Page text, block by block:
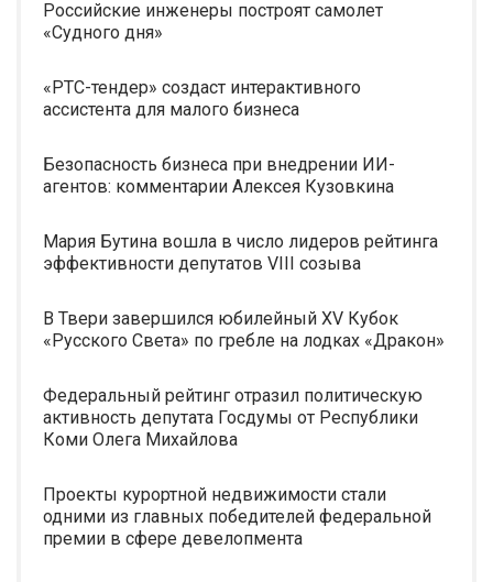
Российские инженеры построят самолет
«Судного дня»
«РТС-тендер» создаст интерактивного
ассистента для малого бизнеса
Безопасность бизнеса при внедрении ИИ-
агентов: комментарии Алексея Кузовкина
Мария Бутина вошла в число лидеров рейтинга
эффективности депутатов VIII созыва
В Твери завершился юбилейный XV Кубок
«Русского Света» по гребле на лодках «Дракон»
Федеральный рейтинг отразил политическую
активность депутата Госдумы от Республики
Коми Олега Михайлова
Проекты курортной недвижимости стали
одними из главных победителей федеральной
премии в сфере девелопмента